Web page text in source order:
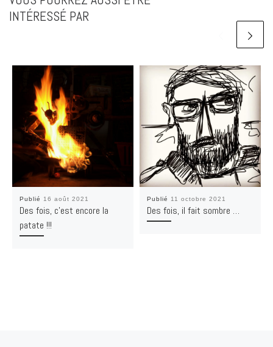
INTÉRESSÉ PAR
Publié 16 août 2021
Des fois, c’est encore la
patate !!!
Publié 11 octobre 2021
Des fois, il fait sombre …